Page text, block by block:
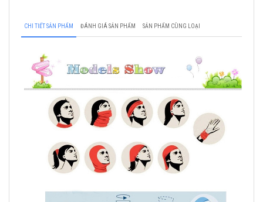
CHI TIẾT SẢN PHẨM ĐÁNH GIÁ SẢN PHẨM SẢN PHẨM CÙNG LOẠI